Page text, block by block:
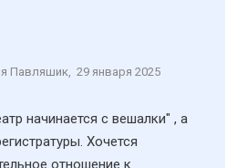
Павляшик 29 января 2025
начинается с вешалки" , а
Хочется
отношение к